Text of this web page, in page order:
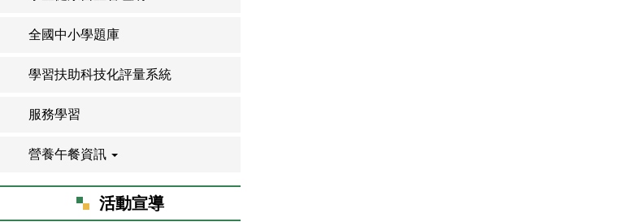
全國中小學題庫
學習扶助科技化評量系統
服務學習
營養午餐資訊
活動宣導